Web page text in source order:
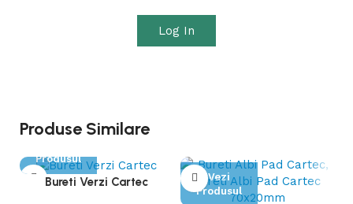
Log In
Produse Similare
Produsul
Bureti Verzi Cartec
Vezi
Produsul